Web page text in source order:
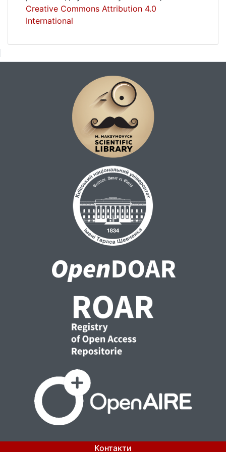
Creative Commons Attribution 4.0
International
Контакти